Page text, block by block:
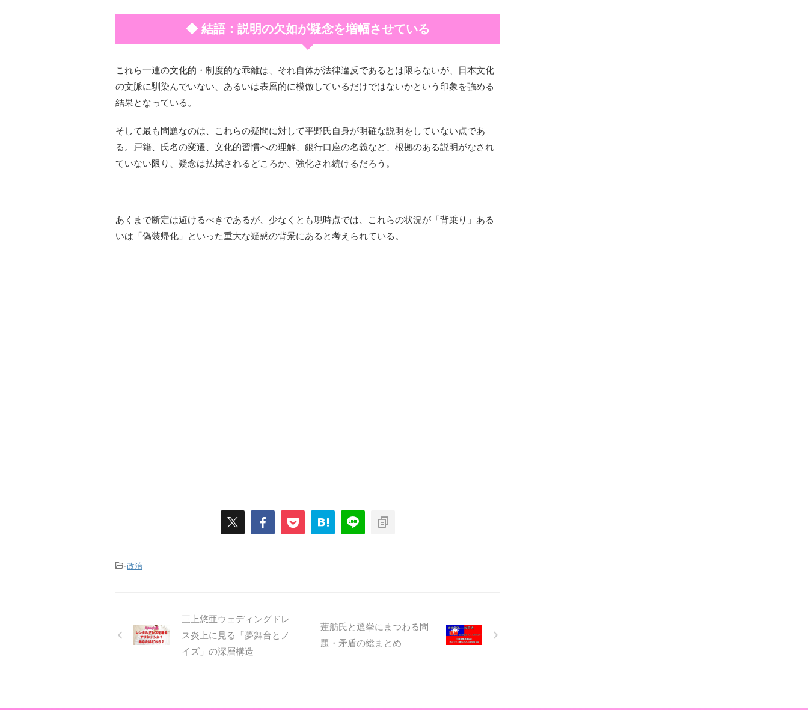
◆ 結語：説明の欠如が疑念を増幅させている
これら一連の文化的・制度的な乖離は、それ自体が法律違反であるとは限らないが、日本文化
の文脈に馴染んでいない、あるいは表層的に模倣しているだけではないかという印象を強める
結果となっている。
そして最も問題なのは、これらの疑問に対して平野氏自身が明確な説明をしていない点であ
る。戸籍、氏名の変遷、文化的習慣への理解、銀行口座の名義など、根拠のある説明がなされ
ていない限り、疑念は払拭されるどころか、強化され続けるだろう。
あくまで断定は避けるべきであるが、少なくとも現時点では、これらの状況が「背乗り」ある
いは「偽装帰化」といった重大な疑惑の背景にあると考えられている。
-政治
三上悠亜ウェディングドレ
ス炎上に見る「夢舞台とノ
イズ」の深層構造
蓮舫氏と選挙にまつわる問
題・矛盾の総まとめ